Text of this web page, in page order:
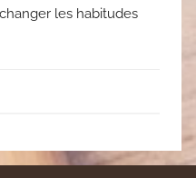
les habitudes